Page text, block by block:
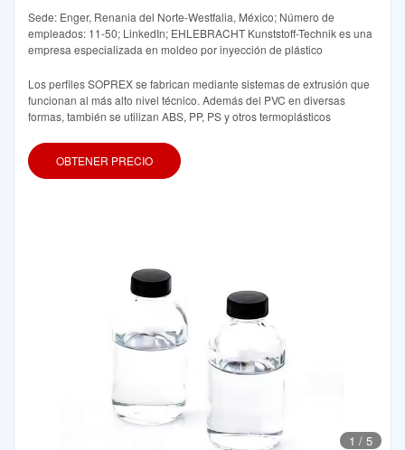
Sede: Enger, Renania del Norte-Westfalia, México; Número de
empleados: 11-50; LinkedIn; EHLEBRACHT Kunststoff-Technik es una
empresa especializada en moldeo por inyección de plástico
Los perfiles SOPREX se fabrican mediante sistemas de extrusión que
funcionan al más alto nivel técnico. Además del PVC en diversas
formas, también se utilizan ABS, PP, PS y otros termoplásticos
OBTENER PRECIO
1 / 5